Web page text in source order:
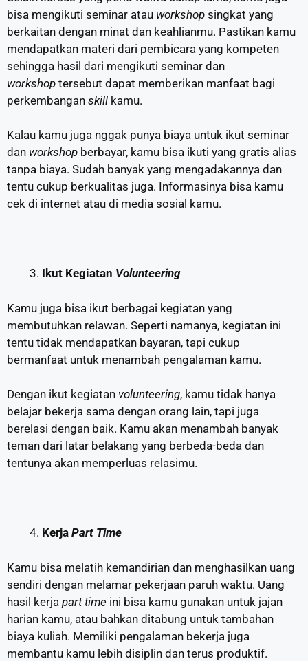
bisa mengikuti seminar atau workshop singkat yang
berkaitan dengan minat dan keahlianmu. Pastikan kamu
mendapatkan materi dari pembicara yang kompeten
sehingga hasil dari mengikuti seminar dan
workshop tersebut dapat memberikan manfaat bagi
perkembangan skill kamu.
Kalau kamu juga nggak punya biaya untuk ikut seminar
dan workshop berbayar, kamu bisa ikuti yang gratis alias
tanpa biaya. Sudah banyak yang mengadakannya dan
tentu cukup berkualitas juga. Informasinya bisa kamu
cek di internet atau di media sosial kamu.
Ikut Kegiatan Volunteering
Kamu juga bisa ikut berbagai kegiatan yang
membutuhkan relawan. Seperti namanya, kegiatan ini
tentu tidak mendapatkan bayaran, tapi cukup
bermanfaat untuk menambah pengalaman kamu.
Dengan ikut kegiatan volunteering, kamu tidak hanya
belajar bekerja sama dengan orang lain, tapi juga
berelasi dengan baik. Kamu akan menambah banyak
teman dari latar belakang yang berbeda-beda dan
tentunya akan memperluas relasimu.
Kerja Part Time
Kamu bisa melatih kemandirian dan menghasilkan uang
sendiri dengan melamar pekerjaan paruh waktu. Uang
hasil kerja part time ini bisa kamu gunakan untuk jajan
harian kamu, atau bahkan ditabung untuk tambahan
biaya kuliah. Memiliki pengalaman bekerja juga
membantu kamu lebih disiplin dan terus produktif.